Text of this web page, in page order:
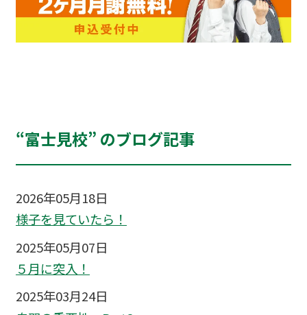
“富士見校” のブログ記事
2026年05月18日
様子を見ていたら！
2025年05月07日
５月に突入！
2025年03月24日